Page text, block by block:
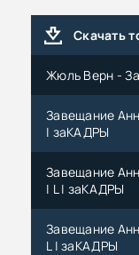
Скачать
Жюль Верн -
Завещание
| заКАДРЫ
Завещание
| L | заКАДРЫ
Завещание
L | заКАДРЫ